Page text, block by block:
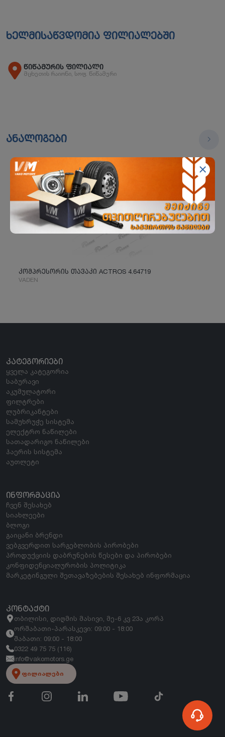
ხელმისაწვდომია ფილიალებში
წიწამურის ფილიალი
მცხეთის რაიონი, სოფ. წიწამური
ანალოგები
კომპრესორის თავაკი ACTROS 4.64719
VADEN
ᲙᲐᲢᲔᲒᲝᲠᲘᲔᲑᲘ
ყველა კატეგორია
საბურავი
აკუმულატორი
ფილტრები
ლუბრიკანტები
სამუხრუჭე სისტემა
ელექტრო ნაწილები
სათადარიგო ნაწილები
ჰაერის სისტემა
აუთლეტი
ᲘᲜᲤᲝᲠᲛᲐᲪᲘᲐ
ჩვენ შესახებ
სიახლეები
ბლოგი
გაიცანი ბრენდი
ვებგვერდით სარგებლობის პირობები
პროდუქციის დაბრუნების წესები და პირობები
კონფიდენციალურობის პოლიტიკა
მარკეტინგული შეთავაზებების შესახებ ინფორმაცია
ᲙᲝᲜᲢᲐᲥᲢᲘ
თბილისი, დიღმის მასივი, მე-6 კვ 23ა კორპ
ორშაბათი-პარასკევი: 09:00 - 18:00
შაბათი: 09:00 - 18:00
0322 49 75 75 (116)
info@vakomotors.ge
ფილიალები